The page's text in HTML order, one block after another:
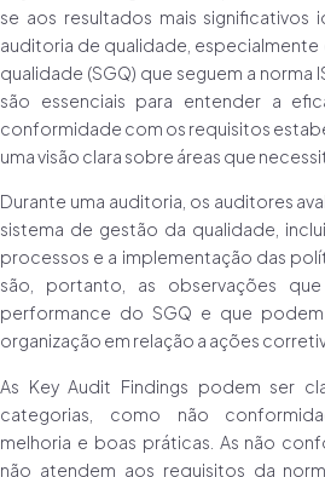
se aos resultados mais significativos
auditoria de qualidade,
qualidade (SGQ) que seguem a norma
são essenciais para entender a
conformidade com os requisitos
uma visão clara sobre áreas que
Durante uma auditoria, os auditores
sistema de gestão da qualidade,
processos e a implementação das
são, portanto, as observações
performance do SGQ e que
organização em relação a ações
As Key Audit Findings podem ser
categorias, como não
melhoria e boas práticas. As não
não atendem aos requisitos da